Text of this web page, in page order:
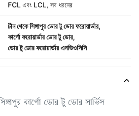
FCL এবং LCL, সব ধরনের
চীন থেকে সিঙ্গাপুর ডোর টু ডোর ফরোয়ার্ডার,
কার্গো ফরোয়ার্ডার ডোর টু ডোর,
ডোর টু ডোর ফরোয়ার্ডার এনভিওসিসি
কার্গো ডোর টু ডোর সার্ভিস